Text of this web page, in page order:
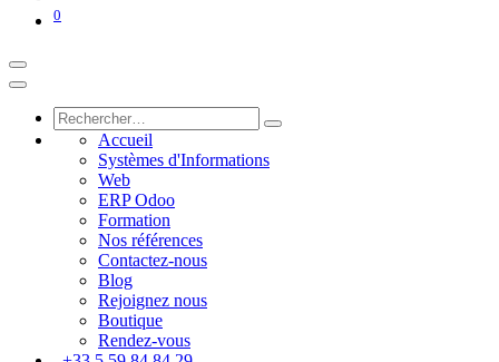
0
Accueil
Systèmes d'Informations
Web
ERP Odoo
Formation
Nos références
Contactez-nous
Blog
Rejoignez nous
Boutique
Rendez-vous